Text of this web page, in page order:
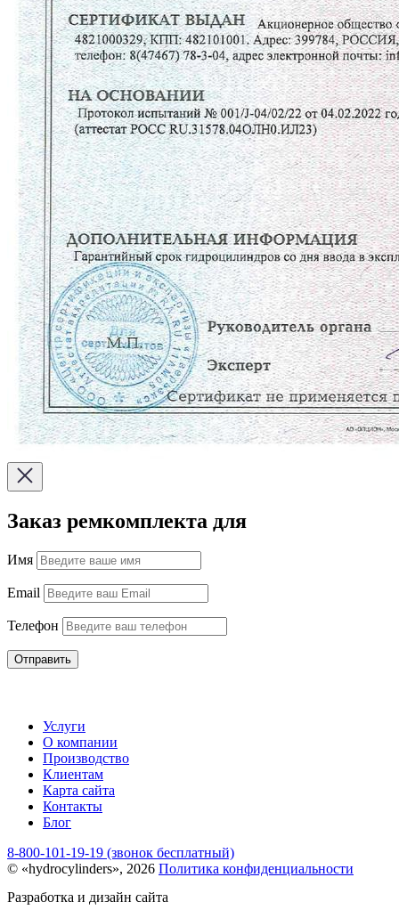
Заказ ремкомплекта для
Имя
Email
Телефон
Отправить
Услуги
О компании
Производство
Клиентам
Карта сайта
Контакты
Блог
8-800-101-19-19 (звонок бесплатный)
© «hydrocylinders», 2026 Политика конфиденциальности
Разработка и дизайн сайта